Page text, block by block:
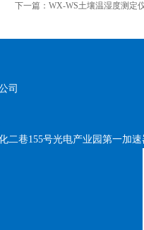
下一篇： WX-WS土壤温湿度测定
司
二巷155号光电产业园第一加